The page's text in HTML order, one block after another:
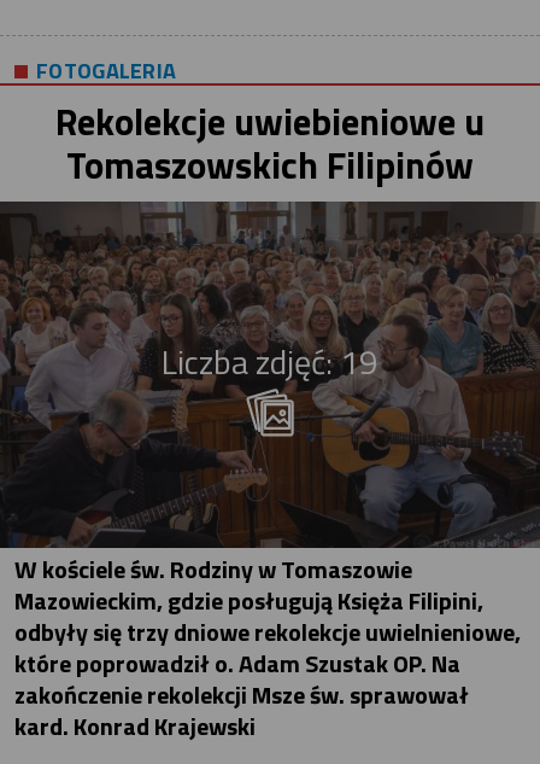
FOTOGALERIA
Rekolekcje uwiebieniowe u
Tomaszowskich Filipinów
Liczba zdjęć: 19
W kościele św. Rodziny w Tomaszowie
Mazowieckim, gdzie posługują Księża Filipini,
odbyły się trzy dniowe rekolekcje uwielnieniowe,
które poprowadził o. Adam Szustak OP. Na
zakończenie rekolekcji Msze św. sprawował
kard. Konrad Krajewski